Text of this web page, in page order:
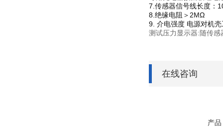
7.传感器信号线长度：
8.绝缘电阻 ＞2MΩ
9. 介电强度 电源对机
测试压力显示器:随传
在线咨询
产品